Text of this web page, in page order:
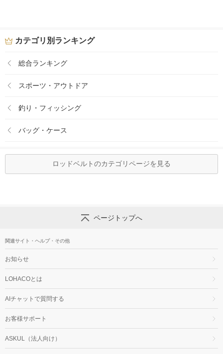
カテゴリ別ランキング
総合ランキング
スポーツ・アウトドア
釣り・フィッシング
バッグ・ケース
ロッドベルトのカテゴリページを見る
ページトップへ
関連サイト・ヘルプ・その他
お知らせ
LOHACOとは
AIチャットで質問する
お客様サポート
ASKUL（法人向け）